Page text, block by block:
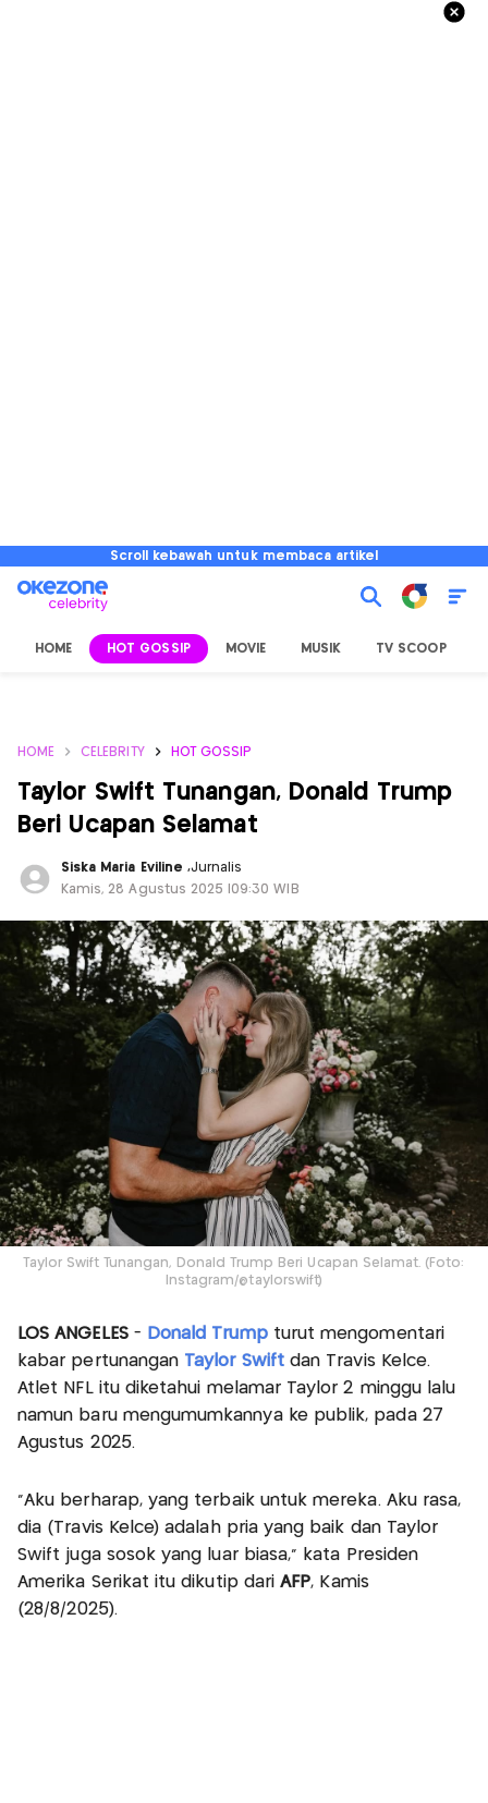
Scroll kebawah untuk membaca artikel
HOME HOT GOSSIP MOVIE MUSIK TV SCOOP
HOME CELEBRITY HOT GOSSIP
Taylor Swift Tunangan, Donald Trump
Beri Ucapan Selamat
Siska Maria Eviline ,Jurnalis
Kamis, 28 Agustus 2025 |09:30 WIB
Taylor Swift Tunangan, Donald Trump Beri Ucapan Selamat. (Foto:
Instagram/@taylorswift)
LOS ANGELES- Donald Trump turut mengomentari
kabar pertunangan Taylor Swiftdan Travis Kelce.
Atlet NFL itu diketahui melamar Taylor 2 minggu lalu
namun baru mengumumkannya ke publik, pada 27
Agustus 2025.
“Aku berharap, yang terbaik untuk mereka. Aku rasa,
dia (Travis Kelce) adalah pria yang baik dan Taylor
Swift juga sosok yang luar biasa,” kata Presiden
Amerika Serikat itu dikutip dariAFP, Kamis
(28/8/2025).